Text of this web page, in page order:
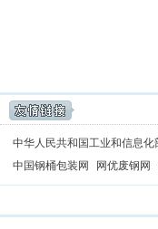
中华人民共和国工业和信息化
中国钢桶包装网
网优废钢网